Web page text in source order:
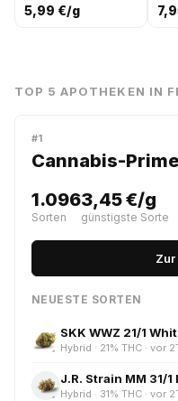
5,99 €/g
TOP 5 APOTHEKEN IN
#1
Cannabis-Prime
1.096
Sorten
3,45 €/g
günstigste Sorte
NEUESTE SORTEN
SKK WWZ 21/1
Hybrid · 21% THC · vor
J.R. Strain MM 31/
Hybrid · 31% THC · vor